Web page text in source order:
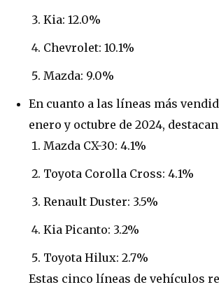
Kia: 12.0%
Chevrolet: 10.1%
Mazda: 9.0%
En cuanto a las líneas más
enero y octubre de 2024,
Mazda CX-30: 4.1%
Toyota Corolla Cross: 4.1%
Renault Duster: 3.5%
Kia Picanto: 3.2%
Toyota Hilux: 2.7%
Estas cinco líneas de vehículos